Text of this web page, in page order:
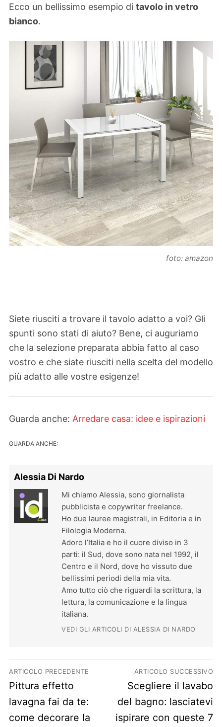
Ecco un bellissimo esempio di tavolo in vetro
bianco.
foto: amazon
Siete riusciti a trovare il tavolo adatto a voi? Gli
spunti sono stati di aiuto? Bene, ci auguriamo
che la selezione preparata abbia fatto al caso
vostro e che siate riusciti nella scelta del modello
più adatto alle vostre esigenze!
Guarda anche: Arredare casa: idee e ispirazioni
GUARDA ANCHE:
Alessia Di Nardo
Mi chiamo Alessia, sono giornalista
pubblicista e copywriter freelance.
Ho due lauree magistrali, in Editoria e in
Filologia Moderna.
Adoro l’Italia e ho il cuore diviso in 3
parti: il Sud, dove sono nata nel 1992, il
Centro e il Nord, dove ho vissuto due
bellissimi periodi della mia vita.
Amo tutto ciò che riguardi la scrittura, la
lettura, la comunicazione e la lingua
italiana.
VEDI GLI ARTICOLI DI ALESSIA DI NARDO
Navigazione articoli
ARTICOLO PRECEDENTE
Previous post:
Pittura effetto
lavagna fai da te:
come decorare la
ARTICOLO SUCCESSIVO
Next post:
Scegliere il lavabo
del bagno: lasciatevi
ispirare con queste 7